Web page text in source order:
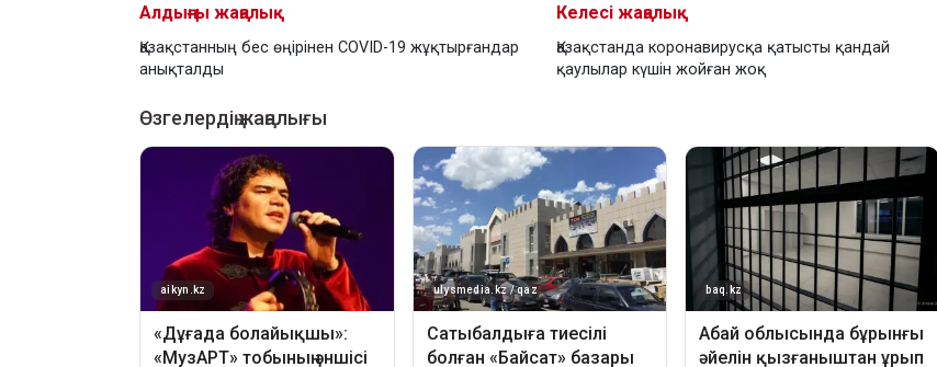
Алдыңғы жаңалық
Қазақстанның бес өңірінен COVID-19 жұқтырғандар
анықталды
Келесі жаңалық
Қазақстанда коронавирусқа қатысты қандай
қаулылар күшін жойған жоқ